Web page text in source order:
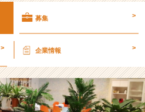
募集 >
> 企業情報 >